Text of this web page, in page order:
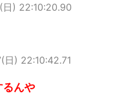
) 22:10:20.90
) 22:10:42.71
るんや